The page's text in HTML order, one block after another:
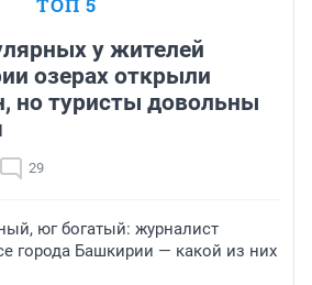
ТОП 5
у жителей
озерах открыли
но туристы довольны
29
юг богатый: журналист
города Башкирии — какой из них